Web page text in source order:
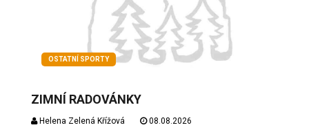
OSTATNÍ SPORTY
ZIMNÍ RADOVÁNKY
Helena Zelená Křížová 08.08.2026